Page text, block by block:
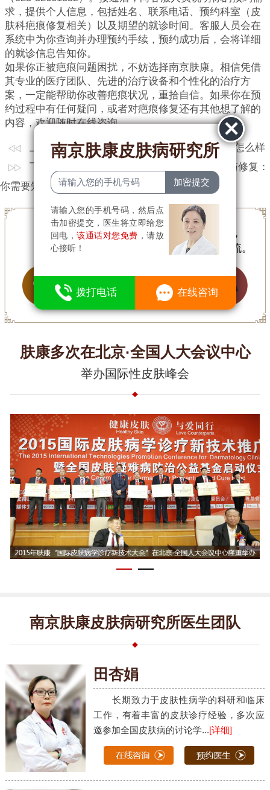
求，提供个人信息，包括姓名、联系电话、预约科室（皮
肤科疤痕修复相关）以及期望的就诊时间。客服人员会在
系统中为你查询并办理预约手续，预约成功后，会将详细
的就诊信息告知你。
如果你正被疤痕问题困扰，不妨选择南京肤康。相信凭借
其专业的医疗团队、先进的治疗设备和个性化的治疗方
案，一定能帮助你改善疤痕状况，重拾自信。如果你在预
约过程中有任何疑问，或者对疤痕修复还有其他想了解的
内容，欢迎随时在线咨询。
上一篇：上一篇：南京皮肤病研究所疤痕治疗怎么样
下一篇：下一篇：
南京疤痕专科-疤痕的形成与修复：
你需要知道的事
为节省您的手机流量，文章内容简短，
有任何疑问可
与医生在线交流。
肤康多次在北京·全国人大会议中心
举办国际性皮肤峰会
南京肤康皮肤病研究所医生团队
田杏娟
长期致力于皮肤性病学的科研和临床
工作，有着丰富的皮肤诊疗经验，多次应
邀参加全国皮肤病的讨论学...[详细]
南京肤康皮肤病研究所
请输入您的手机号码，然后点
击加密提交，医生将立即给您
回电，该通话对您免费 ，请放
心接听！
拨打电话
9
在线咨询